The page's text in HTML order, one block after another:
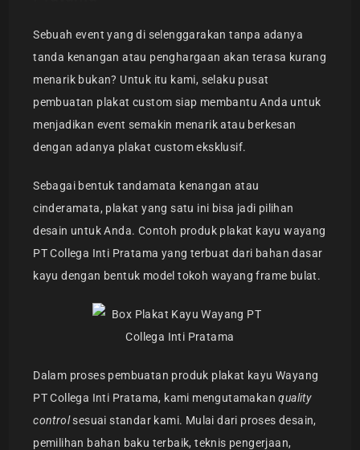
Sebuah event yang di selenggarakan tanpa adanya
tanda kenangan atau penghargaan akan terasa kurang
menarik bukan? Untuk itu kami, selaku pusat
pembuatan plakat custom siap membantu Anda untuk
menjadikan event semakin menarik atau berkesan
dengan adanya plakat custom eksklusif.
Sebagai bentuk tandamata kenangan atau
cinderamata, plakat yang satu ini bisa jadi pilihan
desain untuk Anda. Contoh produk plakat kayu wayang
PT Collega Inti Pratama yang terbuat dari bahan dasar
kayu dengan bentuk model tokoh wayang frame bulat.
Dalam proses pembuatan produk plakat kayu Wayang
PT Collega Inti Pratama, kami mengutamakanquality
controlsesuai standar kami. Mulai dari proses desain,
pemilihan bahan baku terbaik, teknis pengerjaan,